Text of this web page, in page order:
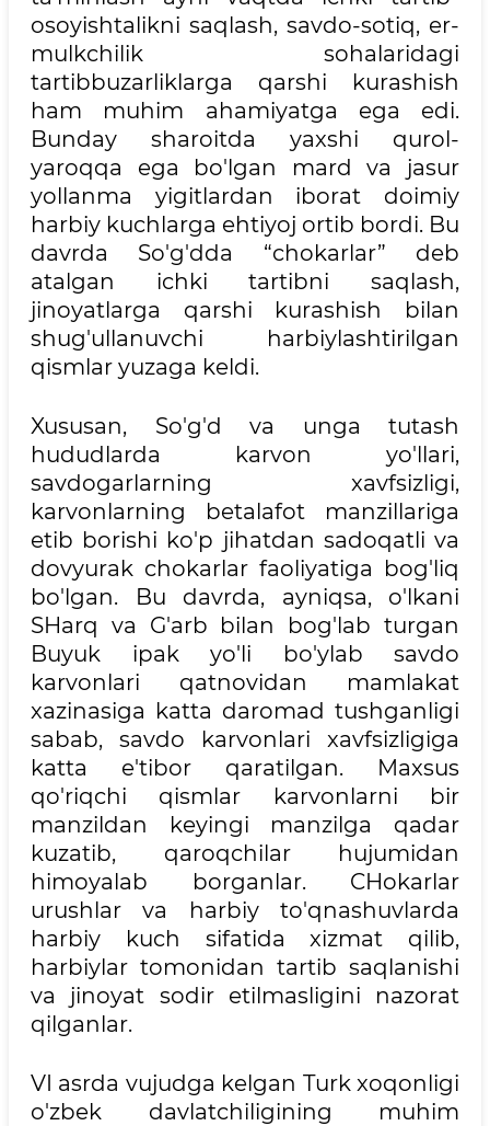
osoyishtalikni saqlash, savdo-sotiq, er-
mulkchilik sohalaridagi
tartibbuzarliklarga qarshi kurashish
ham muhim ahamiyatga ega edi.
Bunday sharoitda yaxshi qurol-
yaroqqa ega bo'lgan mard va jasur
yollanma yigitlardan iborat doimiy
harbiy kuchlarga ehtiyoj ortib bordi. Bu
davrda So'g'dda “chokarlar” deb
atalgan ichki tartibni saqlash,
jinoyatlarga qarshi kurashish bilan
shug'ullanuvchi harbiylashtirilgan
qismlar yuzaga keldi.
Xususan, So'g'd va unga tutash
hududlarda karvon yo'llari,
savdogarlarning xavfsizligi,
karvonlarning betalafot manzillariga
etib borishi ko'p jihatdan sadoqatli va
dovyurak chokarlar faoliyatiga bog'liq
bo'lgan. Bu davrda, ayniqsa, o'lkani
SHarq va G'arb bilan bog'lab turgan
Buyuk ipak yo'li bo'ylab savdo
karvonlari qatnovidan mamlakat
xazinasiga katta daromad tushganligi
sabab, savdo karvonlari xavfsizligiga
katta e'tibor qaratilgan. Maxsus
qo'riqchi qismlar karvonlarni bir
manzildan keyingi manzilga qadar
kuzatib, qaroqchilar hujumidan
himoyalab borganlar. CHokarlar
urushlar va harbiy to'qnashuvlarda
harbiy kuch sifatida xizmat qilib,
harbiylar tomonidan tartib saqlanishi
va jinoyat sodir etilmasligini nazorat
qilganlar.
VI asrda vujudga kelgan Turk xoqonligi
o'zbek davlatchiligining muhim